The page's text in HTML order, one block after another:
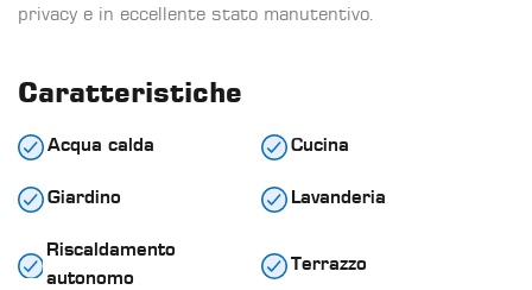
privacy e in eccellente stato manutentivo.
Caratteristiche
Acqua calda Cucina
Giardino Lavanderia
Riscaldamento
autonomo
Terrazzo